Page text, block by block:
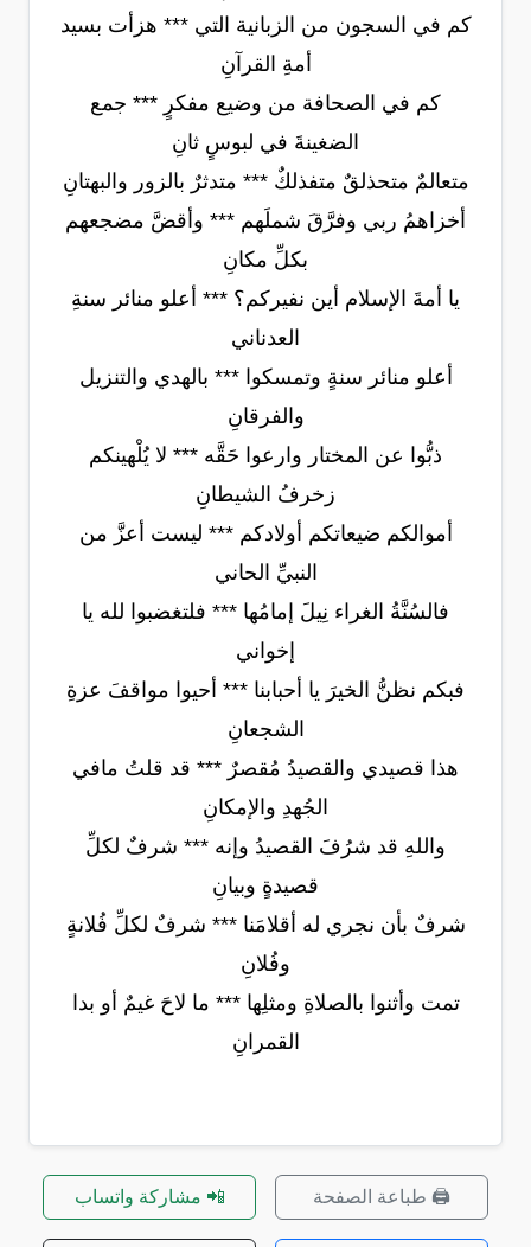
كم في السجون من الزبانية التي *** هزأت بسيد
أمةِ القرآنِ
كم في الصحافة من وضيع مفكرٍ *** جمع
الضغينةَ في لبوسٍ ثانِ
متعالمٌ متحذلقٌ متفذلكٌ *** متدثرٌ بالزور والبهتانِ
أخزاهمُ ربي وفرَّقَ شملَهم *** وأقضَّ مضجعهم
بكلِّ مكانِ
يا أمةَ الإسلام أين نفيركم؟ *** أعلو منائر سنةِ
العدناني
أعلو منائر سنةٍ وتمسكوا *** بالهدي والتنزيل
والفرقانِ
ذبُّوا عن المختار وارعوا حَقَّه *** لا يُلْهينكم
زخرفُ الشيطانِ
أموالكم ضيعاتكم أولادكم *** ليست أعزَّ من
النبيِّ الحاني
فالسُنَّةُ الغراء نِيلَ إمامُها *** فلتغضبوا لله يا
إخواني
فبكم نظنُّ الخيرَ يا أحبابنا *** أحيوا مواقفَ عزةِ
الشجعانِ
هذا قصيدي والقصيدُ مُقصرٌ *** قد قلتُ مافي
الجُهدِ والإمكانِ
واللهِ قد شرُفَ القصيدُ وإنه *** شرفٌ لكلِّ
قصيدةٍ وبيانِ
شرفٌ بأن نجري له أقلامَنا *** شرفٌ لكلِّ فُلانةٍ
وفُلانِ
تمت وأثنوا بالصلاةِ ومثلِها *** ما لاحَ غيمٌ أو بدا
القمرانِ
🖨️ طباعة الصفحة 📲 مشاركة واتساب